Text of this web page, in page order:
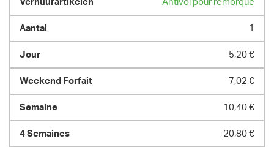
Antivol pour remorque
1
5,20 €
7,02 €
10,40 €
20,80 €